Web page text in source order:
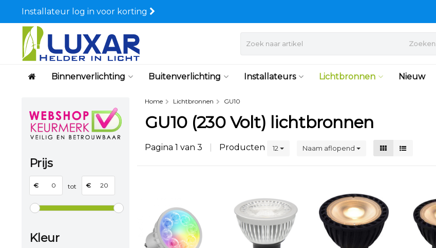
Installateur log in voor korting
Zoeken
Binnenverlichting Buitenverlichting Installateurs Lichtbronnen Nieuw
Prijs
€ tot €
Kleur
Home Lichtbronnen GU10
GU10 (230 Volt) lichtbronnen
Pagina 1 van 3 Producten 12 Naam aflopend